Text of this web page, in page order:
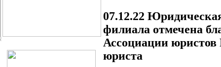
07.12.22
филиала отмечена
Ассоциации
юриста